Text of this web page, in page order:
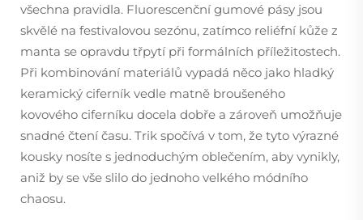
všechna pravidla. Fluorescenční gumové pásy jsou
skvělé na festivalovou sezónu, zatímco reliéfní kůže z
manta se opravdu třpytí při formálních příležitostech.
Při kombinování materiálů vypadá něco jako hladký
keramický ciferník vedle matně broušeného
kovového ciferníku docela dobře a zároveň umožňuje
snadné čtení času. Trik spočívá v tom, že tyto výrazné
kousky nosíte s jednoduchým oblečením, aby vynikly,
aniž by se vše slilo do jednoho velkého módního
chaosu.